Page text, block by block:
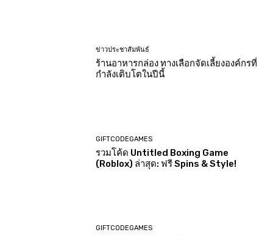
ข่าวประชาสัมพันธ์
ร้านอาหารกล่อง ทางเลือกจัดเลี้ยงองค์กรที่
กำลังเติบโตในปีนี้
GIFTCODEGAMES
รวมโค้ด Untitled Boxing Game
(Roblox) ล่าสุด: ฟรี Spins & Style!
GIFTCODEGAMES